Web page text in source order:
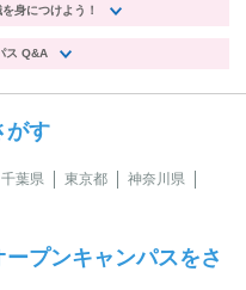
身につけよう！
ス Q&A
がす
千葉県 東京都
神奈川県
プンキャンパスをさ